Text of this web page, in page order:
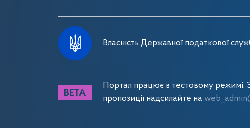
Власність Державної податкової
Портал працює в тестовому режимі.
пропозиції надсилайте на